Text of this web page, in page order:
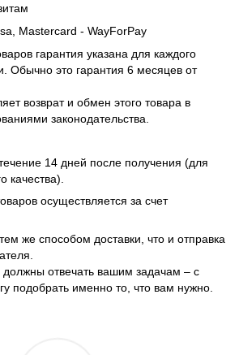
Mastercard - WayForPay
гарантия указана для каждого
Обычно это гарантия 6 месяцев от
возврат и обмен этого товара в
законодательства.
14 дней после получения (для
качества).
осуществляется за счет
же способом доставки, что и отправка
должны отвечать вашим задачам – с
подобрать именно то, что вам нужно.